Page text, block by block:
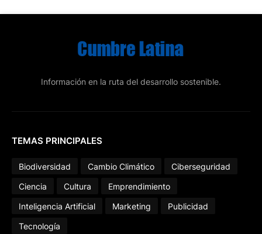
Información en la ruta del desarrollo sostenible.
TEMAS PRINCIPALES
Biodiversidad Cambio Climático
Ciberseguridad
Ciencia
Cultura
Emprendimiento
Inteligencia Artificial
Marketing
Publicidad
Tecnología